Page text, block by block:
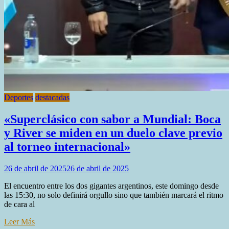
Deportes destacadas
«Superclásico con sabor a Mundial: Boca
y River se miden en un duelo clave previo
al torneo internacional»
26 de abril de 202526 de abril de 2025
El encuentro entre los dos gigantes argentinos, este domingo desde
las 15:30, no solo definirá orgullo sino que también marcará el ritmo
de cara al
Leer Más